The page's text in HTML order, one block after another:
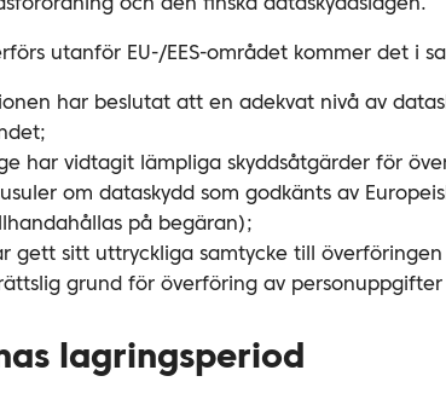
och den finska dataskyddslagen.
utanför EU-/EES-området kommer det i
har beslutat att en adekvat nivå av
har vidtagit lämpliga skyddsåtgärder för
om dataskydd som godkänts av
på begäran);
gett sitt uttryckliga samtycke till
grund för överföring av personuppgifter
lagringsperiod